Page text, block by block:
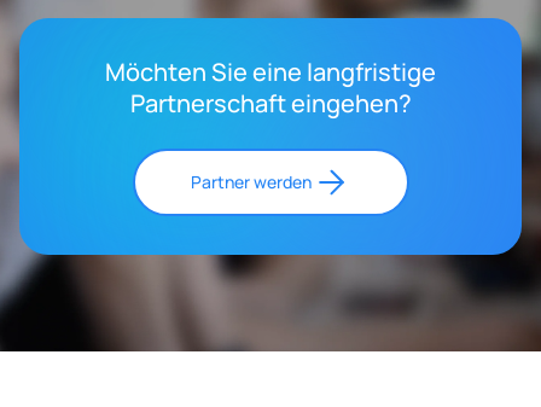
Möchten Sie eine langfristige
Partnerschaft eingehen?
Partner werden